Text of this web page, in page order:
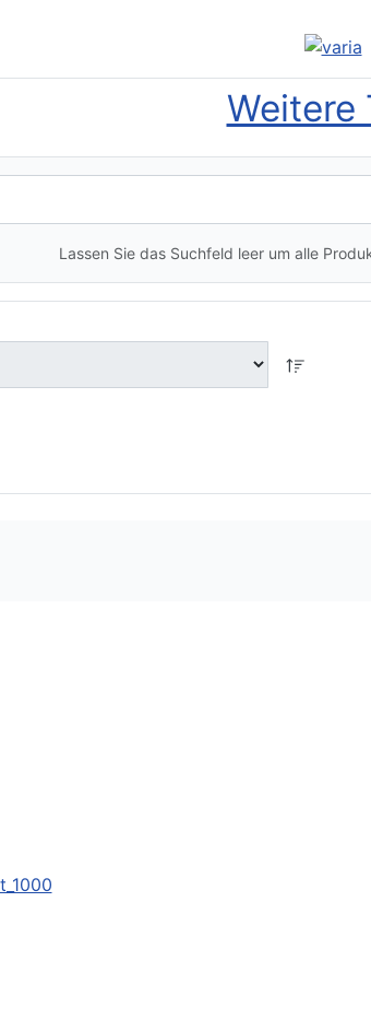
Weitere
Lassen Sie das Suchfeld leer um alle